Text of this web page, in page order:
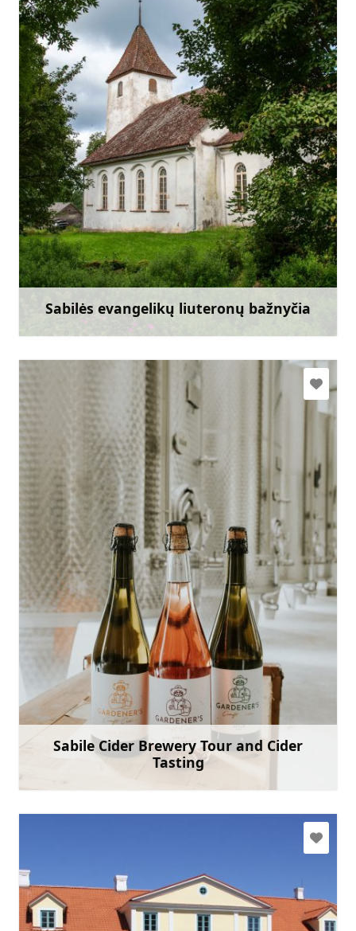
Sabilės evangelikų liuteronų bažnyčia
sabilesdraudze@lelb.lv
+371 29960452
Eik su
Sužinoti daugiau
Sabile Cider Brewery Tour and Cider
Tasting
info@sabilessidrs.lv
+ 371 61301707